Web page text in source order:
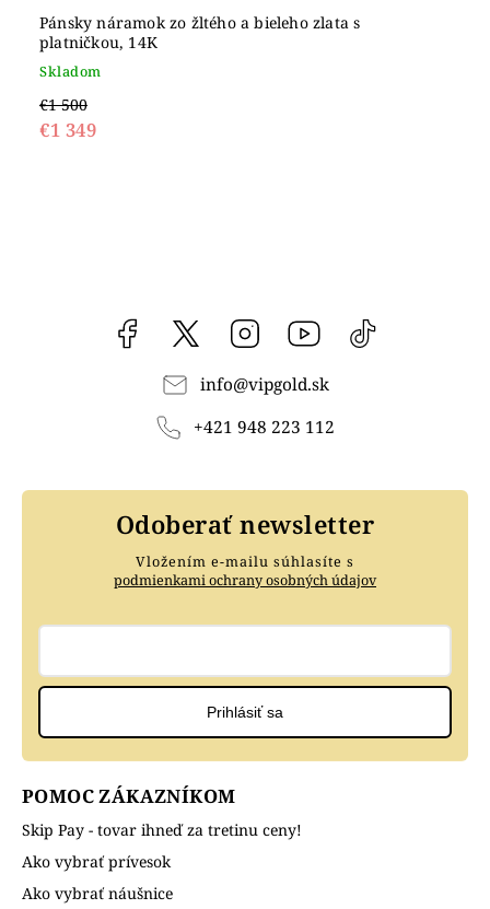
Pánsky náramok zo žltého a bieleho zlata s
platničkou, 14K
Skladom
€1 500
€1 349
Facebook vipgoldsk Instagram YouTube
info@vipgold.sk
+421 948 223 112
POMOC ZÁKAZNÍKOM
Skip Pay - tovar ihneď za tretinu ceny!
Ako vybrať prívesok
Ako vybrať náušnice
Odoberať newsletter
Vložením e-mailu súhlasíte s
podmienkami ochrany osobných údajov
Prihlásiť sa